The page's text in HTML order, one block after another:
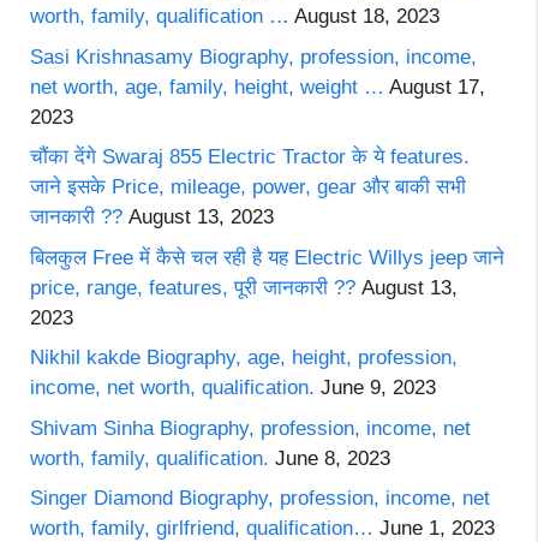
worth, family, qualification … August 18, 2023
Sasi Krishnasamy Biography, profession, income,
net worth, age, family, height, weight … August 17,
2023
चौंका देंगे Swaraj 855 Electric Tractor के ये features.
जाने इसके Price, mileage, power, gear और बाकी सभी
जानकारी ?? August 13, 2023
बिलकुल Free में कैसे चल रही है यह Electric Willys jeep जाने
price, range, features, पूरी जानकारी ?? August 13,
2023
Nikhil kakde Biography, age, height, profession,
income, net worth, qualification. June 9, 2023
Shivam Sinha Biography, profession, income, net
worth, family, qualification. June 8, 2023
Singer Diamond Biography, profession, income, net
worth, family, girlfriend, qualification… June 1, 2023